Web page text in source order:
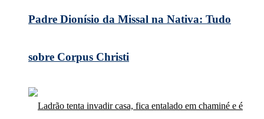
Padre Dionísio da Missal na Nativa: Tudo
sobre Corpus Christi